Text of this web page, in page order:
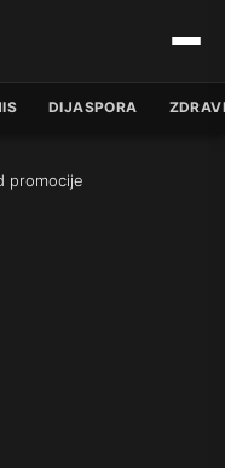
DIJASPORA
promocije